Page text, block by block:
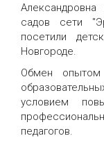
садов сети
посетили
Новгороде.
Обмен опытом
условием
педагогов.